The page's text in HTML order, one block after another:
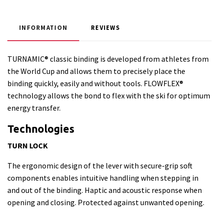
INFORMATION REVIEWS
TURNAMIC® classic binding is developed from athletes from
the World Cup and allows them to precisely place the
binding quickly, easily and without tools. FLOWFLEX®
technology allows the bond to flex with the ski for optimum
energy transfer.
Technologies
TURN LOCK
The ergonomic design of the lever with secure-grip soft
components enables intuitive handling when stepping in
and out of the binding. Haptic and acoustic response when
opening and closing. Protected against unwanted opening.